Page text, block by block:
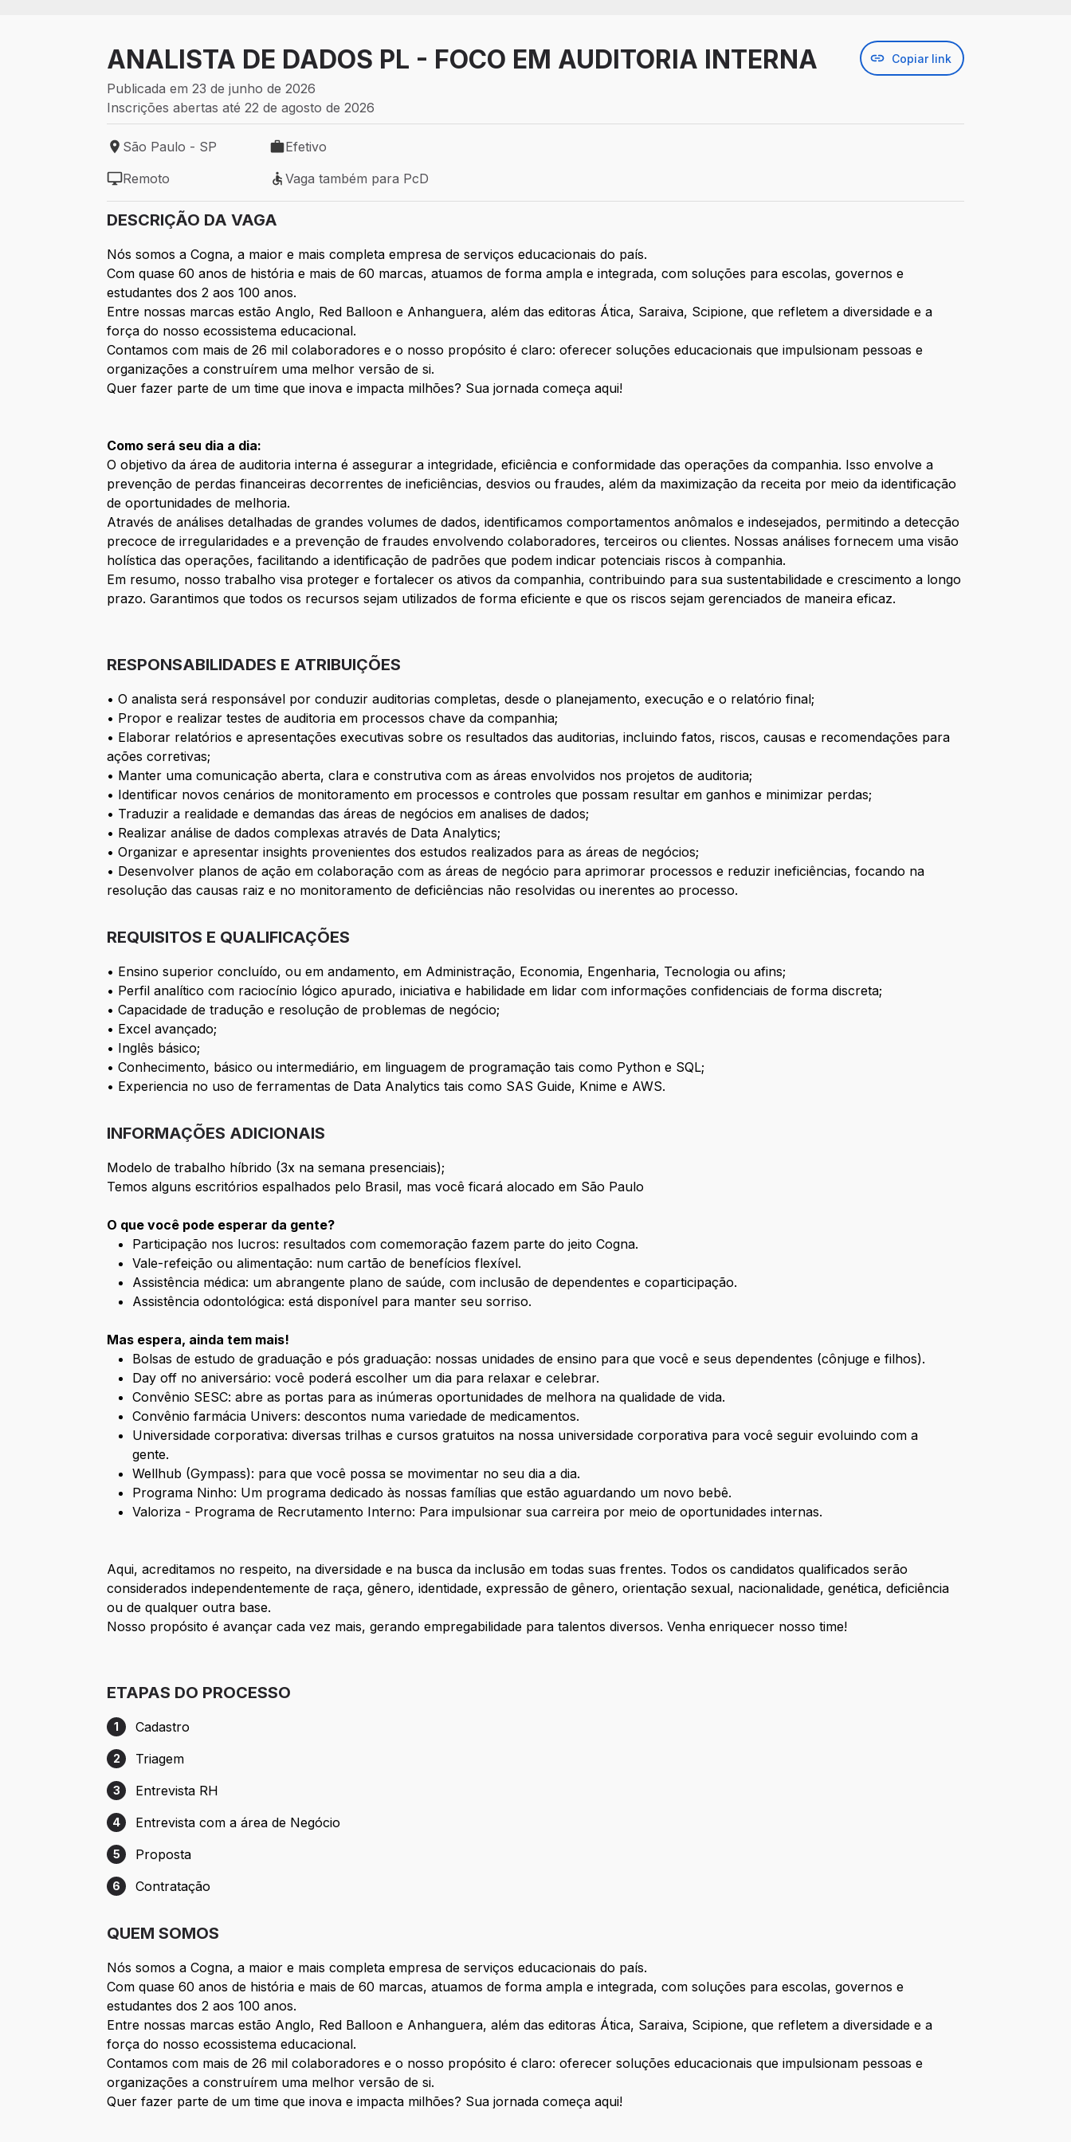
ANALISTA DE DADOS PL - FOCO EM AUDITORIA INTERNA Copiar link
Publicada em 23 de junho de 2026
Inscrições abertas até 22 de agosto de 2026
Local de trabalho: São Paulo - SP
São Paulo - SP
Tipo de vaga: Efetivo
Efetivo
Modelo de trabalho: Remoto
Remoto
Vaga também para PcD
Vaga também para PcD
DESCRIÇÃO DA VAGA
Nós somos a Cogna, a maior e mais completa empresa de serviços educacionais do país.
Com quase 60 anos de história e mais de 60 marcas, atuamos de forma ampla e integrada, com soluções para escolas, governos e
estudantes dos 2 aos 100 anos.
Entre nossas marcas estão Anglo, Red Balloon e Anhanguera, além das editoras Ática, Saraiva, Scipione, que refletem a diversidade e a
força do nosso ecossistema educacional.
Contamos com mais de 26 mil colaboradores e o nosso propósito é claro: oferecer soluções educacionais que impulsionam pessoas e
organizações a construírem uma melhor versão de si.
Quer fazer parte de um time que inova e impacta milhões? Sua jornada começa aqui!
Como será seu dia a dia:
O objetivo da área de auditoria interna é assegurar a integridade, eficiência e conformidade das operações da companhia. Isso envolve a
prevenção de perdas financeiras decorrentes de ineficiências, desvios ou fraudes, além da maximização da receita por meio da identificação
de oportunidades de melhoria.
Através de análises detalhadas de grandes volumes de dados, identificamos comportamentos anômalos e indesejados, permitindo a detecção
precoce de irregularidades e a prevenção de fraudes envolvendo colaboradores, terceiros ou clientes. Nossas análises fornecem uma visão
holística das operações, facilitando a identificação de padrões que podem indicar potenciais riscos à companhia.
Em resumo, nosso trabalho visa proteger e fortalecer os ativos da companhia, contribuindo para sua sustentabilidade e crescimento a longo
prazo. Garantimos que todos os recursos sejam utilizados de forma eficiente e que os riscos sejam gerenciados de maneira eficaz.
RESPONSABILIDADES E ATRIBUIÇÕES
• O analista será responsável por conduzir auditorias completas, desde o planejamento, execução e o relatório final;
• Propor e realizar testes de auditoria em processos chave da companhia;
• Elaborar relatórios e apresentações executivas sobre os resultados das auditorias, incluindo fatos, riscos, causas e recomendações para
ações corretivas;
• Manter uma comunicação aberta, clara e construtiva com as áreas envolvidos nos projetos de auditoria;
• Identificar novos cenários de monitoramento em processos e controles que possam resultar em ganhos e minimizar perdas;
• Traduzir a realidade e demandas das áreas de negócios em analises de dados;
• Realizar análise de dados complexas através de Data Analytics;
• Organizar e apresentar insights provenientes dos estudos realizados para as áreas de negócios;
• Desenvolver planos de ação em colaboração com as áreas de negócio para aprimorar processos e reduzir ineficiências, focando na
resolução das causas raiz e no monitoramento de deficiências não resolvidas ou inerentes ao processo.
REQUISITOS E QUALIFICAÇÕES
• Ensino superior concluído, ou em andamento, em Administração, Economia, Engenharia, Tecnologia ou afins;
• Perfil analítico com raciocínio lógico apurado, iniciativa e habilidade em lidar com informações confidenciais de forma discreta;
• Capacidade de tradução e resolução de problemas de negócio;
• Excel avançado;
• Inglês básico;
• Conhecimento, básico ou intermediário, em linguagem de programação tais como Python e SQL;
• Experiencia no uso de ferramentas de Data Analytics tais como SAS Guide, Knime e AWS.
INFORMAÇÕES ADICIONAIS
Modelo de trabalho híbrido (3x na semana presenciais);
Temos alguns escritórios espalhados pelo Brasil, mas você ficará alocado em São Paulo
O que você pode esperar da gente?
Participação nos lucros: resultados com comemoração fazem parte do jeito Cogna.
Vale-refeição ou alimentação: num cartão de benefícios flexível.
Assistência médica: um abrangente plano de saúde, com inclusão de dependentes e coparticipação.
Assistência odontológica: está disponível para manter seu sorriso.
Mas espera, ainda tem mais!
Bolsas de estudo de graduação e pós graduação: nossas unidades de ensino para que você e seus dependentes (cônjuge e filhos).
Day off no aniversário: você poderá escolher um dia para relaxar e celebrar.
Convênio SESC: abre as portas para as inúmeras oportunidades de melhora na qualidade de vida.
Convênio farmácia Univers: descontos numa variedade de medicamentos.
Universidade corporativa: diversas trilhas e cursos gratuitos na nossa universidade corporativa para você seguir evoluindo com a
gente.
Wellhub (Gympass): para que você possa se movimentar no seu dia a dia.
Programa Ninho: Um programa dedicado às nossas famílias que estão aguardando um novo bebê.
Valoriza - Programa de Recrutamento Interno: Para impulsionar sua carreira por meio de oportunidades internas.
Aqui, acreditamos no respeito, na diversidade e na busca da inclusão em todas suas frentes. Todos os candidatos qualificados serão
considerados independentemente de raça, gênero, identidade, expressão de gênero, orientação sexual, nacionalidade, genética, deficiência
ou de qualquer outra base.
Nosso propósito é avançar cada vez mais, gerando empregabilidade para talentos diversos. Venha enriquecer nosso time!
ETAPAS DO PROCESSO
Etapa 1: Cadastro
1 Cadastro
Etapa 2: Triagem
2 Triagem
Etapa 3: Entrevista RH
3 Entrevista RH
Etapa 4: Entrevista com a área de Negócio
4 Entrevista com a área de Negócio
Etapa 5: Proposta
5 Proposta
Etapa 6: Contratação
6 Contratação
QUEM SOMOS
Nós somos a Cogna, a maior e mais completa empresa de serviços educacionais do país.
Com quase 60 anos de história e mais de 60 marcas, atuamos de forma ampla e integrada, com soluções para escolas, governos e
estudantes dos 2 aos 100 anos.
Entre nossas marcas estão Anglo, Red Balloon e Anhanguera, além das editoras Ática, Saraiva, Scipione, que refletem a diversidade e a
força do nosso ecossistema educacional.
Contamos com mais de 26 mil colaboradores e o nosso propósito é claro: oferecer soluções educacionais que impulsionam pessoas e
organizações a construírem uma melhor versão de si.
Quer fazer parte de um time que inova e impacta milhões? Sua jornada começa aqui!